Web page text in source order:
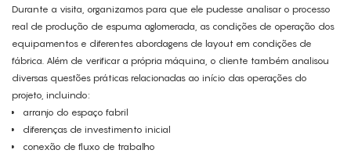
Durante a visita, organizamos para que ele pudesse analisar o processo
real de produção de espuma aglomerada, as condições de operação dos
equipamentos e diferentes abordagens de layout em condições de
fábrica. Além de verificar a própria máquina, o cliente também analisou
diversas questões práticas relacionadas ao início das operações do
projeto, incluindo:
arranjo do espaço fabril
diferenças de investimento inicial
conexão de fluxo de trabalho